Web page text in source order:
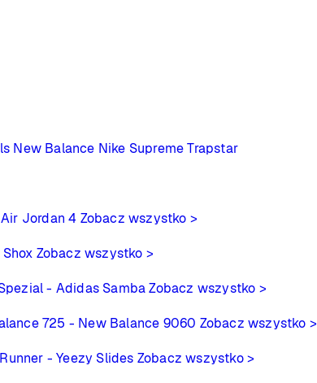
New Balance Nike Supreme Trapstar
Jordan 4 Zobacz wszystko >
Zobacz wszystko >
- Adidas Samba Zobacz wszystko >
725 - New Balance 9060 Zobacz wszystko >
- Yeezy Slides Zobacz wszystko >